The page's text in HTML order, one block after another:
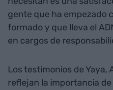
gente que ha empezado
formado y que lleva el
en cargos de
Los testimonios de Yaya,
reflejan la importancia